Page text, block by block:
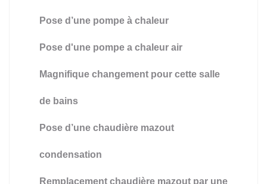
Pose d’une pompe à chaleur
Pose d'une pompe a chaleur air
Magnifique changement pour cette salle
de bains
Pose d’une chaudière mazout
condensation
Remplacement chaudière mazout par une